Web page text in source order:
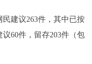
建议263件，其中已按
60件，留存203件（包